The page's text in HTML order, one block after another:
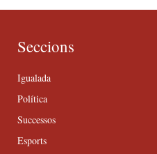
Seccions
Igualada
Política
Successos
Esports